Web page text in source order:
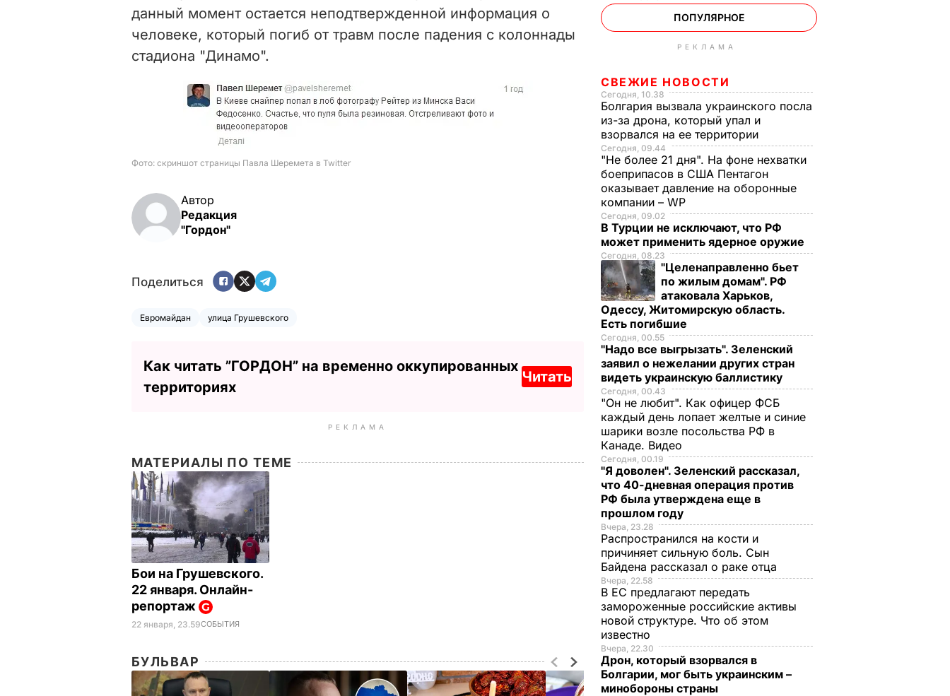
данный момент остается неподтвержденной информация о
человеке, который погиб от травм после падения с колоннады
стадиона "Динамо".
Автор
Редакция
"Гордон"
Поделиться
Евромайдан улица Грушевского
Как читать ”ГОРДОН” на временно оккупированных
территориях
Читать
РЕКЛАМА
МАТЕРИАЛЫ ПО ТЕМЕ
Бои на Грушевского.
22 января. Онлайн-
репортаж
22 января, 23.59СОБЫТИЯ
БУЛЬВАР
ПОПУЛЯРНОЕ
РЕКЛАМА
СВЕЖИЕ НОВОСТИ
Сегодня, 10.38
Болгария вызвала украинского посла
из-за дрона, который упал и
взорвался на ее территории
Сегодня, 09.44
"Не более 21 дня". На фоне нехватки
боеприпасов в США Пентагон
оказывает давление на оборонные
компании – WP
Сегодня, 09.02
В Турции не исключают, что РФ
может применить ядерное оружие
Сегодня, 08.23
"Целенаправленно бьет
по жилым домам". РФ
атаковала Харьков,
Одессу, Житомирскую область.
Есть погибшие
Сегодня, 00.55
"Надо все выгрызать". Зеленский
заявил о нежелании других стран
видеть украинскую баллистику
Сегодня, 00.43
"Он не любит". Как офицер ФСБ
каждый день лопает желтые и синие
шарики возле посольства РФ в
Канаде. Видео
Сегодня, 00.19
"Я доволен". Зеленский рассказал,
что 40-дневная операция против
РФ была утверждена еще в
прошлом году
Вчера, 23.28
Распространился на кости и
причиняет сильную боль. Сын
Байдена рассказал о раке отца
Вчера, 22.58
В ЕС предлагают передать
замороженные российские активы
новой структуре. Что об этом
известно
Вчера, 22.30
Дрон, который взорвался в
Болгарии, мог быть украинским –
минобороны страны